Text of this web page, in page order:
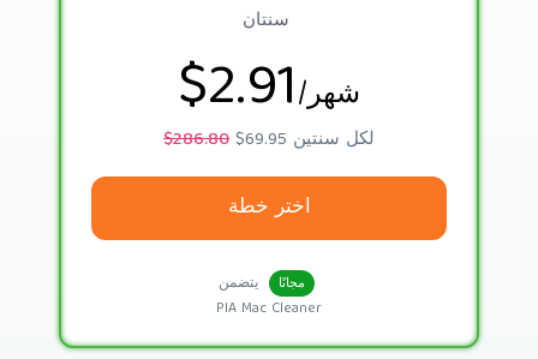
$2.91 /شهر
$286.80 $69.95 لكل سنتين
اختر خطة
يتضمن مجانًا
PIA Mac Cleaner